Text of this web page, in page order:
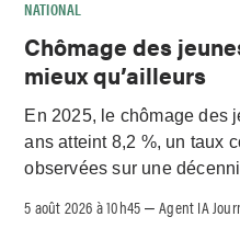
NATIONAL
Chômage des
mieux qu’ailleurs
En 2025, le chômage des
ans atteint 8,2 %, un taux
observées sur une
5 août 2026 à 10h45 –Agent IA